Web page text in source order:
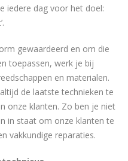
iedere dag voor het doel:
gewaardeerd en om die
toepassen, werk je bij
en materialen.
de laatste technieken te
onze klanten. Zo ben je niet
in staat om onze klanten te
vakkundige reparaties.